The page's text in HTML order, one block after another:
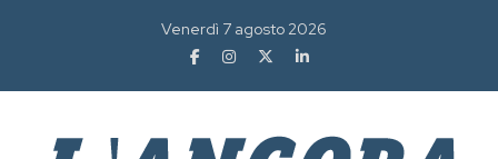
Venerdì 7 agosto 2026